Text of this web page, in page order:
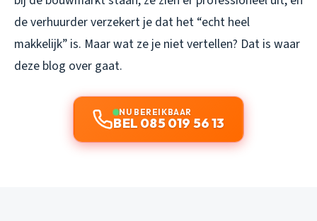
de verhuurder verzekert je dat het “echt heel
makkelijk” is. Maar wat ze je niet vertellen? Dat is waar
deze blog over gaat.
NU BEREIKBAAR
BEL 085 019 56 13